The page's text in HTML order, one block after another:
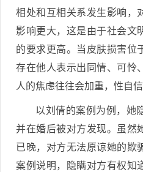
相处和互相关系发生影响，
影响更大，这是由于社会文
的要求更高。当皮肤损害位
存在他人表示出同情、可怜
人的焦虑往往会加重，性自信
以刘倩的案例为例，她
并在婚后被对方发现。虽然
已晚，对方无法原谅她的欺
案例说明，隐瞒对方有权知